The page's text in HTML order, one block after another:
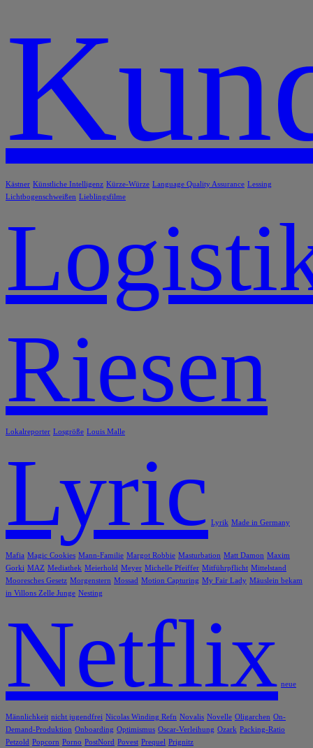
Kästner Künstliche Intelligenz Kürze-Würze Language Quality Assurance Lessing
Lichtbogenschweißen Lieblingsfilme
Riesen
Lokalreporter Losgröße Louis Malle
Lyric Lyrik Made in Germany
Mafia Magic Cookies Mann-Familie Margot Robbie Masturbation Matt Damon Maxim
Gorki MAZ Mediathek Meierhold Meyer Michelle Pfeiffer Mitführpflicht Mittelstand
Mooresches Gesetz Morgenstern Mossad Motion Capturing My Fair Lady Mäuslein bekam
in Villons Zelle Junge Nesting
Netflix neue
Männlichkeit nicht jugendfrei Nicolas Winding Refn Novalis Novelle Oligarchen On-
Demand-Produktion Onboarding Optimismus Oscar-Verleihung Ozark Packing-Ratio
Petzold Popcorn Porno PostNord Povest Prequel Prignitz